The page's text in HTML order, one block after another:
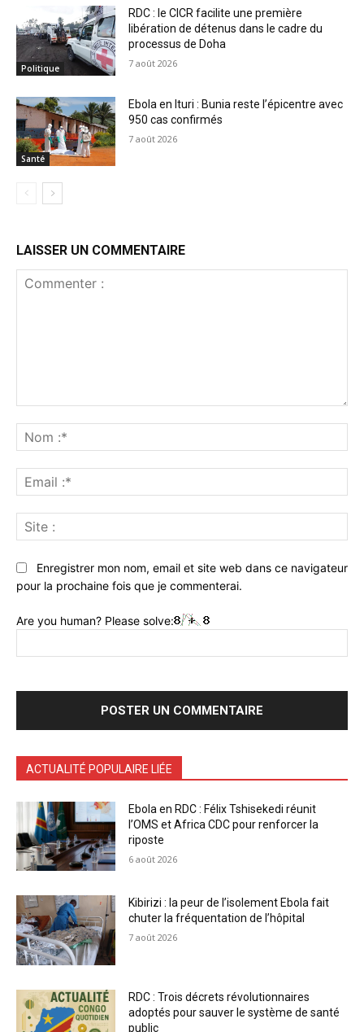
Politique
RDC : le CICR facilite une première
libération de détenus dans le cadre du
processus de Doha
7 août 2026
Santé
Ebola en Ituri : Bunia reste l’épicentre avec
950 cas confirmés
7 août 2026
LAISSER UN COMMENTAIRE
:*
:*
:
Enregistrer mon nom, email et site web dans ce navigateur
pour la prochaine fois que je commenterai.
Are you human? Please solve:
ACTUALITÉ POPULAIRE LIÉE
Ebola en RDC : Félix Tshisekedi réunit
l’OMS et Africa CDC pour renforcer la
riposte
6 août 2026
Kibirizi : la peur de l’isolement Ebola fait
chuter la fréquentation de l’hôpital
7 août 2026
RDC : Trois décrets révolutionnaires
adoptés pour sauver le système de santé
public